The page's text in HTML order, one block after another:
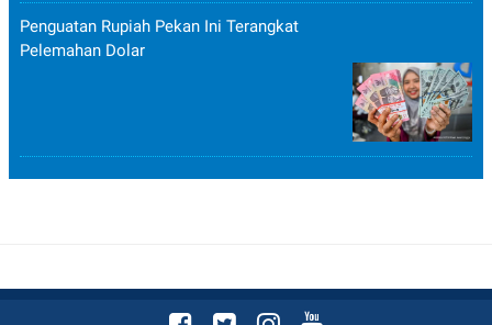
Penguatan Rupiah Pekan Ini Terangkat
Pelemahan Dolar